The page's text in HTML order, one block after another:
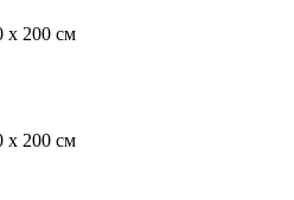
x 200 см
x 200 см